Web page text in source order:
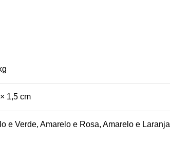
1,5 cm
e Verde, Amarelo e Rosa, Amarelo e Laranja